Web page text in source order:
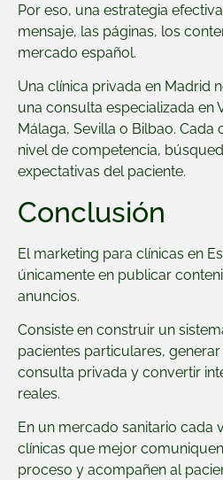
Por eso, una estrategia
mensaje, las páginas, los
mercado español.
Una clínica privada en Madrid
una consulta especializada en
Málaga, Sevilla o Bilbao. Cada
nivel de competencia,
expectativas del paciente.
Conclusión
El marketing para clínicas en
únicamente en publicar
anuncios.
Consiste en construir un
pacientes particulares,
consulta privada y convertir
reales.
En un mercado sanitario cada
clínicas que mejor
proceso y acompañen al